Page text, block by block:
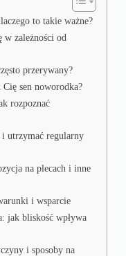
to takie ważne?
zależności od
przerywany?
sen noworodka?
rozpoznać
utrzymać regularny
na plecach i inne
i wsparcie
jak bliskość wpływa
i sposoby na